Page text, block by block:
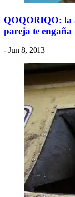
QOQORIQO: la
pareja te engaña
- Jun 8, 2013